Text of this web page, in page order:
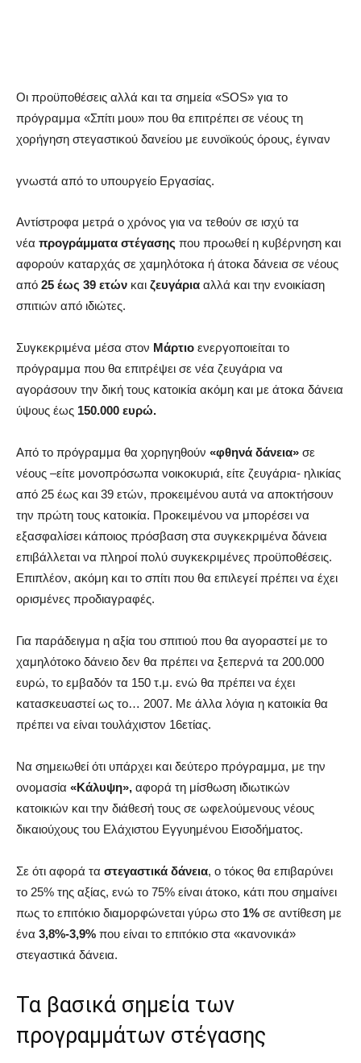
Οι προϋποθέσεις αλλά και τα σημεία «SOS» για το
πρόγραμμα «Σπίτι μου» που θα επιτρέπει σε νέους τη
χορήγηση στεγαστικού δανείου με ευνοϊκούς όρους, έγιναν
γνωστά από το υπουργείο Εργασίας.
Αντίστροφα μετρά ο χρόνος για να τεθούν σε ισχύ τα
νέα προγράμματα στέγασης που προωθεί η κυβέρνηση και
αφορούν καταρχάς σε χαμηλότοκα ή άτοκα δάνεια σε νέους
από 25 έως 39 ετών και ζευγάρια αλλά και την ενοικίαση
σπιτιών από ιδιώτες.
Συγκεκριμένα μέσα στον Μάρτιο ενεργοποιείται το
πρόγραμμα που θα επιτρέψει σε νέα ζευγάρια να
αγοράσουν την δική τους κατοικία ακόμη και με άτοκα δάνεια
ύψους έως 150.000 ευρώ.
Από το πρόγραμμα θα χορηγηθούν «φθηνά δάνεια» σε
νέους –είτε μονοπρόσωπα νοικοκυριά, είτε ζευγάρια- ηλικίας
από 25 έως και 39 ετών, προκειμένου αυτά να αποκτήσουν
την πρώτη τους κατοικία. Προκειμένου να μπορέσει να
εξασφαλίσει κάποιος πρόσβαση στα συγκεκριμένα δάνεια
επιβάλλεται να πληροί πολύ συγκεκριμένες προϋποθέσεις.
Επιπλέον, ακόμη και το σπίτι που θα επιλεγεί πρέπει να έχει
ορισμένες προδιαγραφές.
Για παράδειγμα η αξία του σπιτιού που θα αγοραστεί με το
χαμηλότοκο δάνειο δεν θα πρέπει να ξεπερνά τα 200.000
ευρώ, το εμβαδόν τα 150 τ.μ. ενώ θα πρέπει να έχει
κατασκευαστεί ως το… 2007. Με άλλα λόγια η κατοικία θα
πρέπει να είναι τουλάχιστον 16ετίας.
Να σημειωθεί ότι υπάρχει και δεύτερο πρόγραμμα, με την
ονομασία «Κάλυψη», αφορά τη μίσθωση ιδιωτικών
κατοικιών και την διάθεσή τους σε ωφελούμενους νέους
δικαιούχους του Ελάχιστου Εγγυημένου Εισοδήματος.
Σε ότι αφορά τα στεγαστικά δάνεια, ο τόκος θα επιβαρύνει
το 25% της αξίας, ενώ το 75% είναι άτοκο, κάτι που σημαίνει
πως το επιτόκιο διαμορφώνεται γύρω στο 1% σε αντίθεση με
ένα 3,8%-3,9% που είναι το επιτόκιο στα «κανονικά»
στεγαστικά δάνεια.
Τα βασικά σημεία των
προγραμμάτων στέγασης